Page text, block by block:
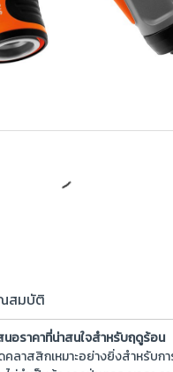
สมบัติ
ราคาที่น่าสนใจสำหรับฤดูร้อน
ลาสสิกเหมาะอย่างยิ่งสำหรับก